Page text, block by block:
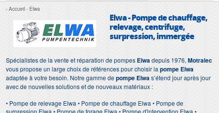
Accueil Elwa
Elwa - Pompe de chauffage,
relevage, centrifuge,
surpression, immergée
Spécialistes de la vente et réparation de pompes Elwadepuis 1976, Motralec
vous propose un large choix de références pour choisir la pompe Elwa
adaptée à votre besoin. Notre gamme depompe Elwas’étend jour après jour
avec de nouvelles solutions et de nouveaux matériaux :
• Pompe de relevage Elwa • Pompe de chauffage Elwa • Pompe de
surpression Elwa • Pompe de forage Elwa • Pompe d'intervention Elwa •